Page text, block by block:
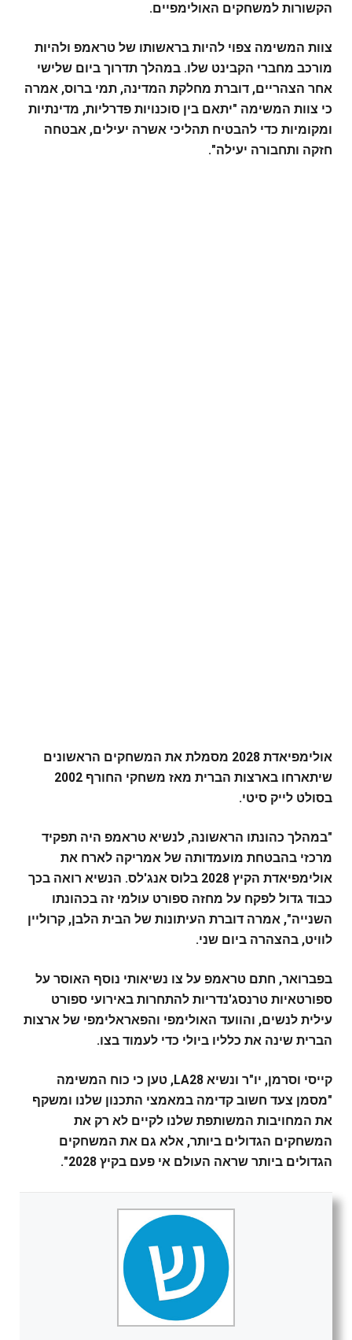
הקשורות למשחקים האולימפיים.
צוות המשימה צפוי להיות בראשותו של טראמפ ולהיות
מורכב מחברי הקבינט שלו. במהלך תדרוך ביום שלישי
אחר הצהריים, דוברת מחלקת המדינה, תמי ברוס, אמרה
כי צוות המשימה "יתאם בין סוכנויות פדרליות, מדינתיות
ומקומיות כדי להבטיח תהליכי אשרה יעילים, אבטחה
חזקה ותחבורה יעילה".
אולימפיאדת 2028 מסמלת את המשחקים הראשונים
שיתארחו בארצות הברית מאז משחקי החורף 2002
בסולט לייק סיטי.
"במהלך כהונתו הראשונה, לנשיא טראמפ היה תפקיד
מרכזי בהבטחת מועמדותה של אמריקה לארח את
אולימפיאדת הקיץ 2028 בלוס אנג'לס. הנשיא רואה בכך
כבוד גדול לפקח על מחזה ספורט עולמי זה בכהונתו
השנייה", אמרה דוברת העיתונות של הבית הלבן, קרוליין
לוויט, בהצהרה ביום שני.
בפברואר, חתם טראמפ על צו נשיאותי נוסף האוסר על
ספורטאיות טרנסג'נדריות להתחרות באירועי ספורט
עילית לנשים, והוועד האולימפי והפאראלימפי של ארצות
הברית שינה את כלליו ביולי כדי לעמוד בצו.
קייסי וסרמן, יו"ר ונשיא LA28, טען כי כוח המשימה
"מסמן צעד חשוב קדימה במאמצי התכנון שלנו ומשקף
את המחויבות המשותפת שלנו לקיים לא רק את
המשחקים הגדולים ביותר, אלא גם את המשחקים
הגדולים ביותר שראה העולם אי פעם בקיץ 2028".